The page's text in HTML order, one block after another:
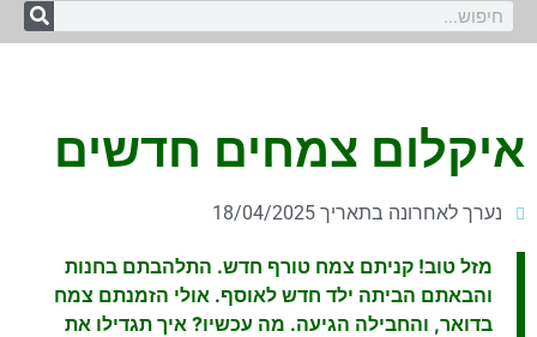
איקלום צמחים חדשים
נערך לאחרונה בתאריך 18/04/2025
מזל טוב! קניתם צמח טורף חדש. התלהבתם בחנות
והבאתם הביתה ילד חדש לאוסף. אולי הזמנתם צמח
בדואר, והחבילה הגיעה. מה עכשיו? איך תגדילו את